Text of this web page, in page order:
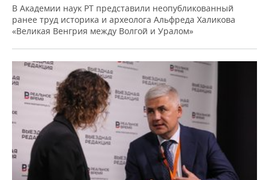
В Академии наук РТ представили неопубликованный
ранее труд историка и археолога Альфреда Халикова
«Великая Венгрия между Волгой и Уралом»